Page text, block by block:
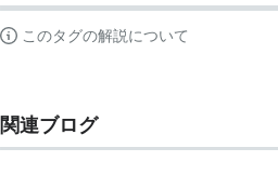
このタグの解説について
関連ブログ